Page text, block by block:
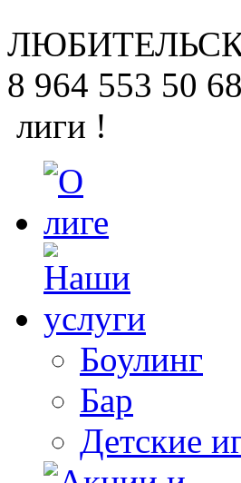
8 964 553 50 68
лиги !
Боулинг
Бар
Детские